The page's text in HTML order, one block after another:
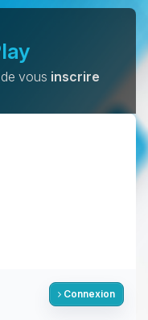
vous inscrire
Connexion